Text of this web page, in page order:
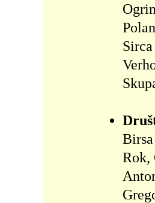
Rok,